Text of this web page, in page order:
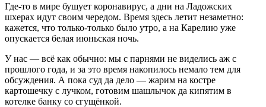
Где-то в мире бушует коронавирус, а дни на Ладожских
шхерах идут своим чередом. Время здесь летит незаметно:
кажется, что только-только было утро, а на Карелию уже
опускается белая июньская ночь.
У нас — всё как обычно: мы с парнями не виделись аж с
прошлого года, и за это время накопилось немало тем для
обсуждения. А пока суд да дело — жарим на костре
картошечку с лучком, готовим шашлычок да кипятим в
котелке банку со сгущёнкой.